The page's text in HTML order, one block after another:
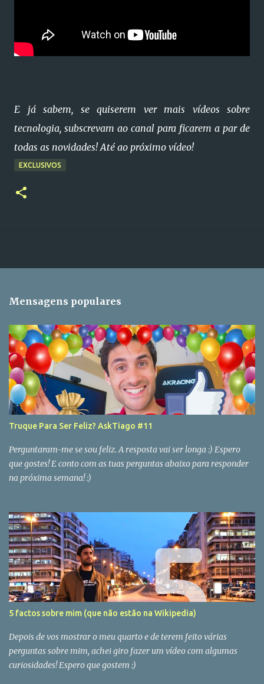
E já sabem, se quiserem ver mais vídeos sobre
tecnologia, subscrevam ao canal para ficarem a par de
todas as novidades! Até ao próximo vídeo!
EXCLUSIVOS
Mensagens populares
Truque Para Ser Feliz? AskTiago #11
Perguntaram-me se sou feliz. A resposta vai ser longa :) Espero
que gostes! E conto com as tuas perguntas abaixo para responder
na próxima semana! :)
5 factos sobre mim (que não estão na Wikipedia)
Depois de vos mostrar o meu quarto e de terem feito várias
perguntas sobre mim, achei giro fazer um vídeo com algumas
curiosidades! Espero que gostem :)